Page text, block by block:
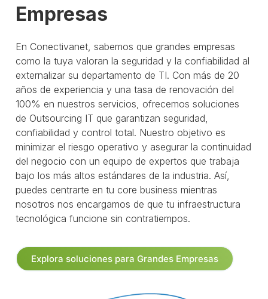
Empresas
En Conectivanet, sabemos que grandes empresas
como la tuya valoran la seguridad y la confiabilidad al
externalizar su departamento de TI. Con más de 20
años de experiencia y una tasa de renovación del
100% en nuestros servicios, ofrecemos soluciones
de Outsourcing IT que garantizan seguridad,
confiabilidad y control total. Nuestro objetivo es
minimizar el riesgo operativo y asegurar la continuidad
del negocio con un equipo de expertos que trabaja
bajo los más altos estándares de la industria. Así,
puedes centrarte en tu core business mientras
nosotros nos encargamos de que tu infraestructura
tecnológica funcione sin contratiempos.
Explora soluciones para Grandes Empresas